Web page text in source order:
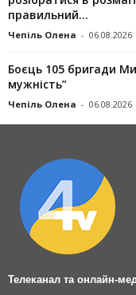
правильний...
Чепіль Олена - 06.08.2026
Боєць 105 бригади
мужність”
Чепіль Олена - 06.08.2026
Телеканал та онлайн-